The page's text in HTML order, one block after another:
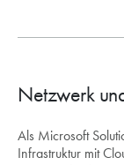
Netzwerk
Als Microsoft
Infrastruktur mit